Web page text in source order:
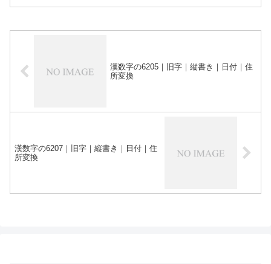
漢数字の6205｜旧字｜縦書き｜日付｜住
所変換
漢数字の6207｜旧字｜縦書き｜日付｜住
所変換